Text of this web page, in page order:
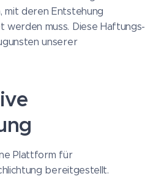
mit deren Entstehung
muss. Diese Haftungs-
unserer
Plattform für
bereitgestellt.